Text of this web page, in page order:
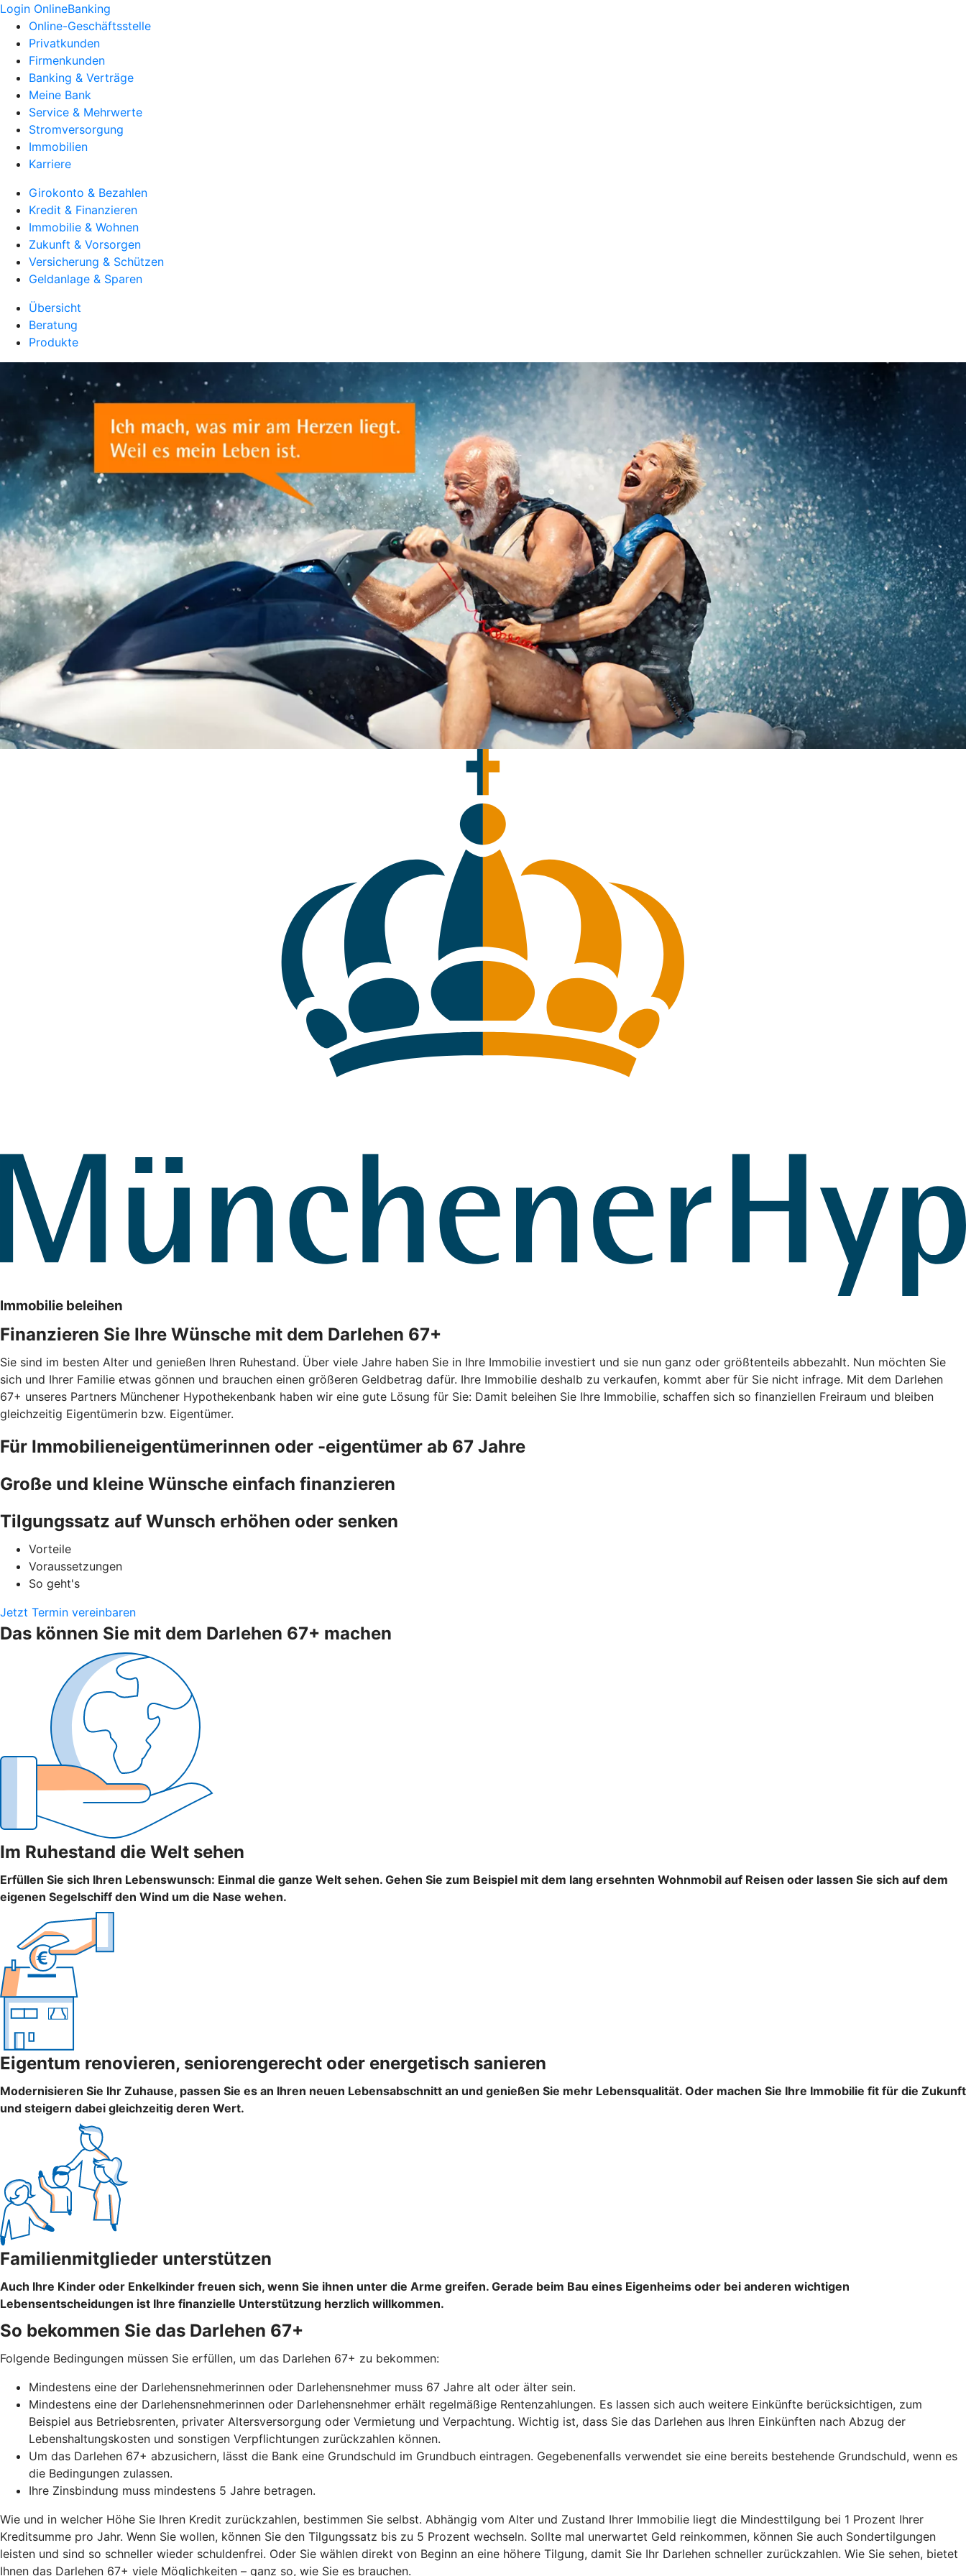
Login OnlineBanking
Online-Geschäftsstelle
Privatkunden
Firmenkunden
Banking & Verträge
Meine Bank
Service & Mehrwerte
Stromversorgung
Immobilien
Karriere
Girokonto & Bezahlen
Kredit & Finanzieren
Immobilie & Wohnen
Zukunft & Vorsorgen
Versicherung & Schützen
Geldanlage & Sparen
Übersicht
Beratung
Produkte
Immobilie beleihen
Finanzieren Sie Ihre Wünsche mit dem Darlehen 67+
Sie sind im besten Alter und genießen Ihren Ruhestand. Über viele Jahre haben Sie in Ihre Immobilie investiert und sie nun ganz oder größtenteils abbezahlt. Nun möchten Sie
sich und Ihrer Familie etwas gönnen und brauchen einen größeren Geldbetrag dafür. Ihre Immobilie deshalb zu verkaufen, kommt aber für Sie nicht infrage. Mit dem Darlehen
67+ unseres Partners Münchener Hypothekenbank haben wir eine gute Lösung für Sie: Damit beleihen Sie Ihre Immobilie, schaffen sich so finanziellen Freiraum und bleiben
gleichzeitig Eigentümerin bzw. Eigentümer.
Für Immobilieneigentümerinnen oder -eigentümer ab 67 Jahre
Große und kleine Wünsche einfach finanzieren
Tilgungssatz auf Wunsch erhöhen oder senken
Vorteile
Voraussetzungen
So geht's
Jetzt Termin vereinbaren
Das können Sie mit dem Darlehen 67+ machen
Im Ruhestand die Welt sehen
Erfüllen Sie sich Ihren Lebenswunsch: Einmal die ganze Welt sehen. Gehen Sie zum Beispiel mit dem lang ersehnten Wohnmobil auf Reisen oder lassen Sie sich auf dem
eigenen Segelschiff den Wind um die Nase wehen.
Eigentum renovieren, seniorengerecht oder energetisch sanieren
Modernisieren Sie Ihr Zuhause, passen Sie es an Ihren neuen Lebensabschnitt an und genießen Sie mehr Lebensqualität. Oder machen Sie Ihre Immobilie fit für die Zukunft
und steigern dabei gleichzeitig deren Wert.
Familienmitglieder unterstützen
Auch Ihre Kinder oder Enkelkinder freuen sich, wenn Sie ihnen unter die Arme greifen. Gerade beim Bau eines Eigenheims oder bei anderen wichtigen
Lebensentscheidungen ist Ihre finanzielle Unterstützung herzlich willkommen.
So bekommen Sie das Darlehen 67+
Folgende Bedingungen müssen Sie erfüllen, um das Darlehen 67+ zu bekommen:
Mindestens eine der Darlehensnehmerinnen oder Darlehensnehmer muss 67 Jahre alt oder älter sein.
Mindestens eine der Darlehensnehmerinnen oder Darlehensnehmer erhält regelmäßige Rentenzahlungen. Es lassen sich auch weitere Einkünfte berücksichtigen, zum
Beispiel aus Betriebsrenten, privater Altersversorgung oder Vermietung und Verpachtung. Wichtig ist, dass Sie das Darlehen aus Ihren Einkünften nach Abzug der
Lebenshaltungskosten und sonstigen Verpflichtungen zurückzahlen können.
Um das Darlehen 67+ abzusichern, lässt die Bank eine Grundschuld im Grundbuch eintragen. Gegebenenfalls verwendet sie eine bereits bestehende Grundschuld, wenn es
die Bedingungen zulassen.
Ihre Zinsbindung muss mindestens 5 Jahre betragen.
Wie und in welcher Höhe Sie Ihren Kredit zurückzahlen, bestimmen Sie selbst. Abhängig vom Alter und Zustand Ihrer Immobilie liegt die Mindesttilgung bei 1 Prozent Ihrer
Kreditsumme pro Jahr. Wenn Sie wollen, können Sie den Tilgungssatz bis zu 5 Prozent wechseln. Sollte mal unerwartet Geld reinkommen, können Sie auch Sondertilgungen
leisten und sind so schneller wieder schuldenfrei. Oder Sie wählen direkt von Beginn an eine höhere Tilgung, damit Sie Ihr Darlehen schneller zurückzahlen. Wie Sie sehen, bietet
Ihnen das Darlehen 67+ viele Möglichkeiten – ganz so, wie Sie es brauchen.